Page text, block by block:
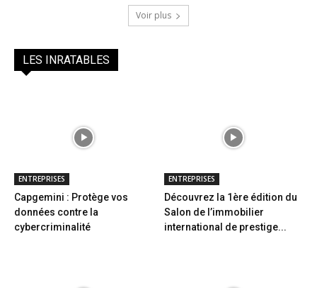
Voir plus
LES INRATABLES
ENTREPRISES
Capgemini : Protège vos
données contre la
cybercriminalité
ENTREPRISES
Découvrez la 1ère édition du
Salon de l’immobilier
international de prestige...